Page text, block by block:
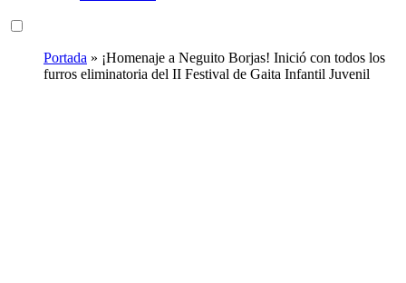
Portada » ¡Homenaje a Neguito Borjas! Inició con todos los
furros eliminatoria del II Festival de Gaita Infantil Juvenil